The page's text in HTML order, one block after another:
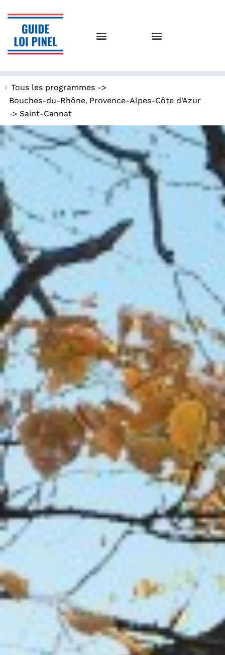
Tous les programmes ->
Bouches-du-Rhône, Provence-Alpes-Côte d'Azur
-> Saint-Cannat